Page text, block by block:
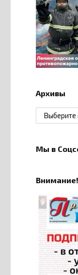
Архивы
Архивы
Мы в